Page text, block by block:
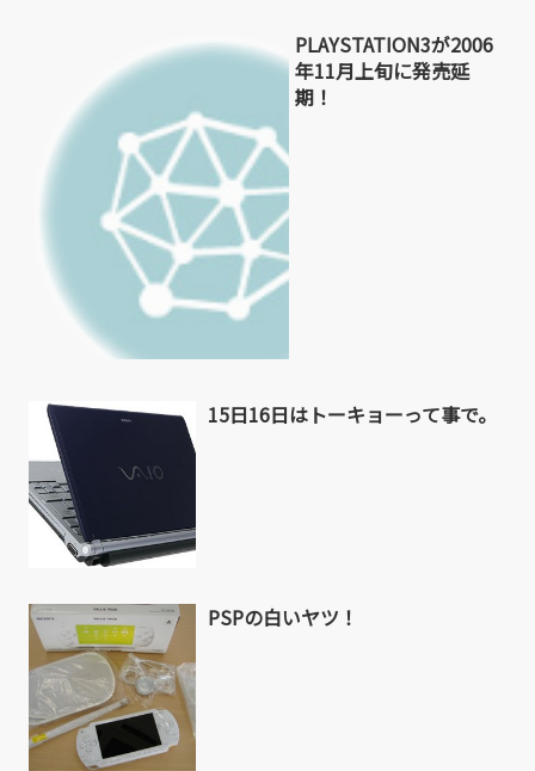
PLAYSTATION3が2006
年11月上旬に発売延
期！
15日16日はトーキョーって事で。
PSPの白いヤツ！